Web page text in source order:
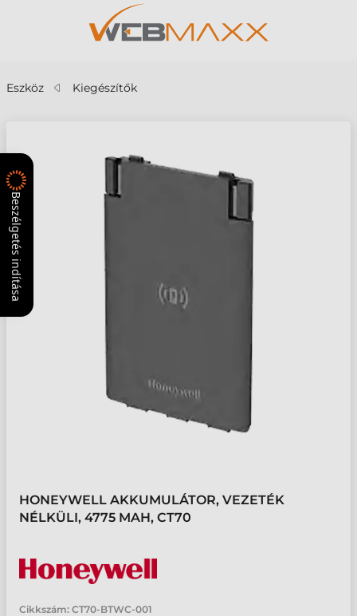
Eszköz Kiegészítők
HONEYWELL AKKUMULÁTOR, VEZETÉK
NÉLKÜLI, 4775 MAH, CT70
Cikkszám: CT70-BTWC-001
Beszélgetés indítása